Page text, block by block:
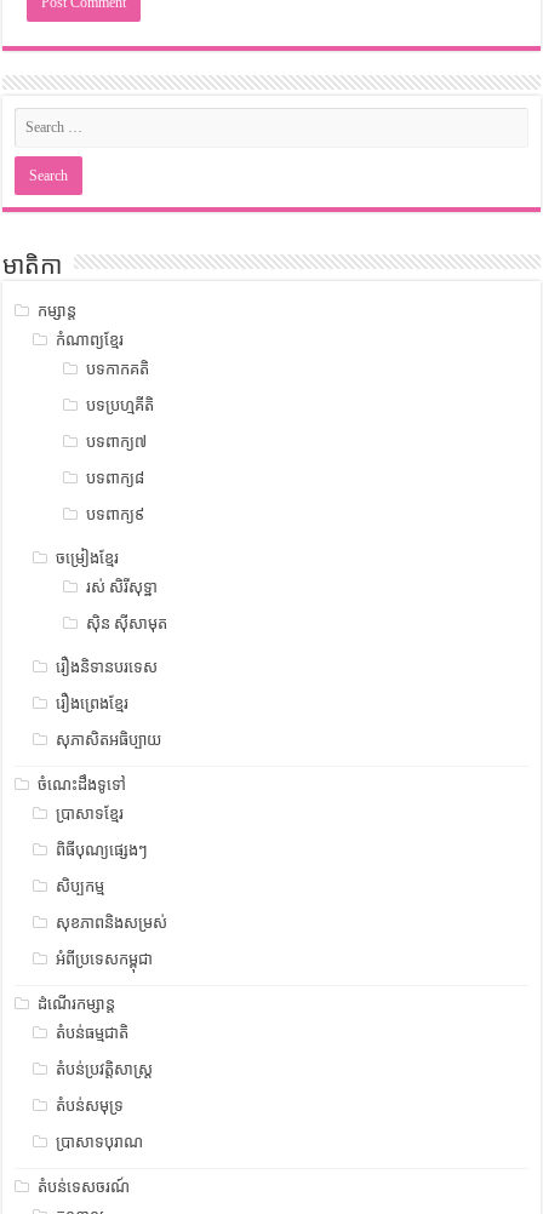
មាតិកា
កម្សាន្ត
កំណាព្យខ្មែរ
បទកាកគតិ
បទប្រហ្មគីតិ
បទពាក្យ៧
បទពាក្យ៨
បទពាក្យ៩
ចម្រៀងខ្មែរ
រស់ សិរីសុទ្ឋា
ស៊ិន ស៊ីសាមុត
រឿងនិទានបរទេស
រឿងព្រេងខ្មែរ
សុភាសិតអធិប្បាយ
ចំណេះដឹងទូទៅ
ប្រាសាទខ្មែរ
ពិធីបុណ្យផ្សេងៗ
សិប្បកម្ម
សុខភាពនិងសម្រស់
អំពីប្រទេសកម្ពុជា
ដំណើរកម្សាន្ត
តំបន់ធម្មជាតិ
តំបន់ប្រវត្តិសាស្រ្ត
តំបន់សមុទ្រ
ប្រាសាទបុរាណ
តំបន់ទេសចរណ៍